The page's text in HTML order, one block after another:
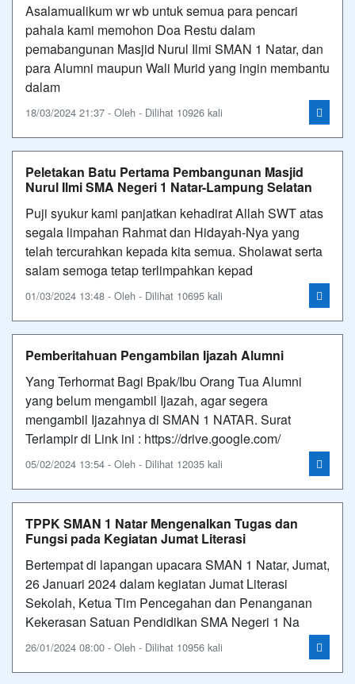
Asalamualikum wr wb untuk semua para pencari
pahala kami memohon Doa Restu dalam
pemabangunan Masjid Nurul Ilmi SMAN 1 Natar, dan
para Alumni maupun Wali Murid yang ingin membantu
dalam
18/03/2024 21:37 - Oleh - Dilihat 10926 kali
Peletakan Batu Pertama Pembangunan Masjid
Nurul Ilmi SMA Negeri 1 Natar-Lampung Selatan
Puji syukur kami panjatkan kehadirat Allah SWT atas
segala limpahan Rahmat dan Hidayah-Nya yang
telah tercurahkan kepada kita semua. Sholawat serta
salam semoga tetap terlimpahkan kepad
01/03/2024 13:48 - Oleh - Dilihat 10695 kali
Pemberitahuan Pengambilan Ijazah Alumni
Yang Terhormat Bagi Bpak/Ibu Orang Tua Alumni
yang belum mengambil Ijazah, agar segera
mengambil Ijazahnya di SMAN 1 NATAR. Surat
Terlampir di Link ini : https://drive.google.com/
05/02/2024 13:54 - Oleh - Dilihat 12035 kali
TPPK SMAN 1 Natar Mengenalkan Tugas dan
Fungsi pada Kegiatan Jumat Literasi
Bertempat di lapangan upacara SMAN 1 Natar, Jumat,
26 Januari 2024 dalam kegiatan Jumat Literasi
Sekolah, Ketua Tim Pencegahan dan Penanganan
Kekerasan Satuan Pendidikan SMA Negeri 1 Na
26/01/2024 08:00 - Oleh - Dilihat 10956 kali